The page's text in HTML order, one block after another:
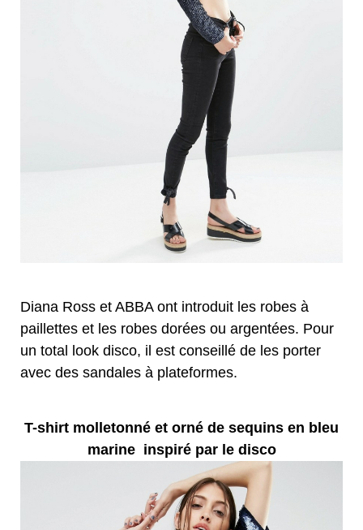
Diana Ross et ABBA ont introduit les robes à
paillettes et les robes dorées ou argentées. Pour
un total look disco, il est conseillé de les porter
avec des sandales à plateformes.
T-shirt molletonné et orné de sequins en bleu
marine inspiré par le disco